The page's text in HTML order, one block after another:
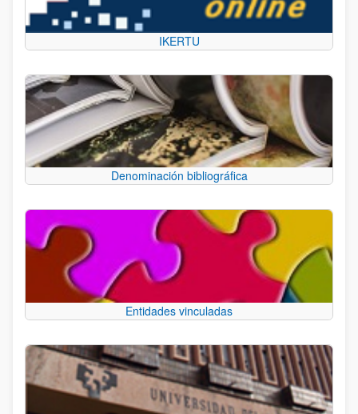
IKERTU
Denominación bibliográfica
Entidades vinculadas